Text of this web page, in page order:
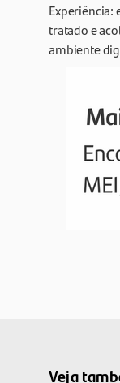
Experiência:
tratado e
ambiente
Veja